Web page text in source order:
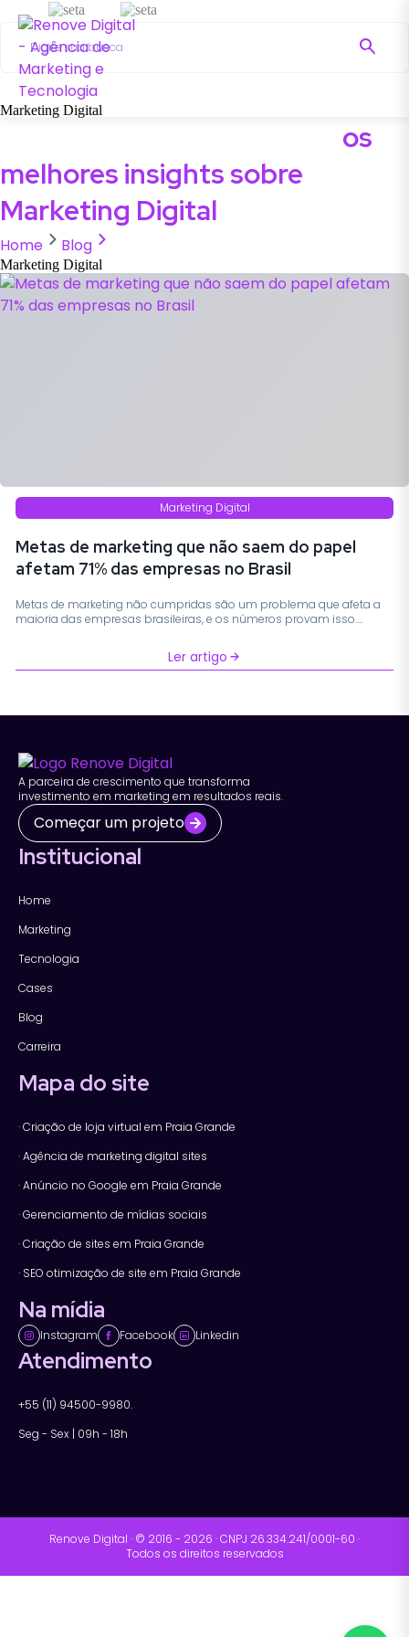
Home
Marketing Digital
os
melhores insights sobre
Marketing Digital
Home Blog
Marketing Digital
Marketing Digital
Metas de marketing que não saem do papel
afetam 71% das empresas no Brasil
Metas de marketing não cumpridas são um problema que afeta a
maioria das empresas brasileiras, e os números provam isso....
Ler artigo
A parceira de crescimento que transforma
investimento em marketing em resultados reais.
Começar um projeto
Institucional
Home
Marketing
Tecnologia
Cases
Blog
Carreira
Mapa do site
· Criação de loja virtual em Praia Grande
· Agência de marketing digital sites
· Anúncio no Google em Praia Grande
· Gerenciamento de mídias sociais
· Criação de sites em Praia Grande
· SEO otimização de site em Praia Grande
Na mídia
Instagram Facebook Linkedin
Atendimento
+55 (11) 94500-9980.
Seg - Sex | 09h - 18h
Renove Digital · © 2016 - 2026 · CNPJ 26.334.241/0001-60 ·
Todos os direitos reservados